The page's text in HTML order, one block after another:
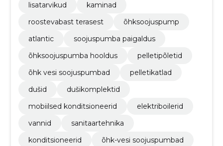
lisatarvikud
kaminad
roostevabast terasest
õhksoojuspump
atlantic
soojuspumba paigaldus
õhksoojuspumba hooldus
pelletipõletid
õhk vesi soojuspumbad
pelletikatlad
dušid
dušikomplektid
mobiilsed konditsioneerid
elektriboilerid
vannid
sanitaartehnika
konditsioneerid
õhk-vesi soojuspumbad